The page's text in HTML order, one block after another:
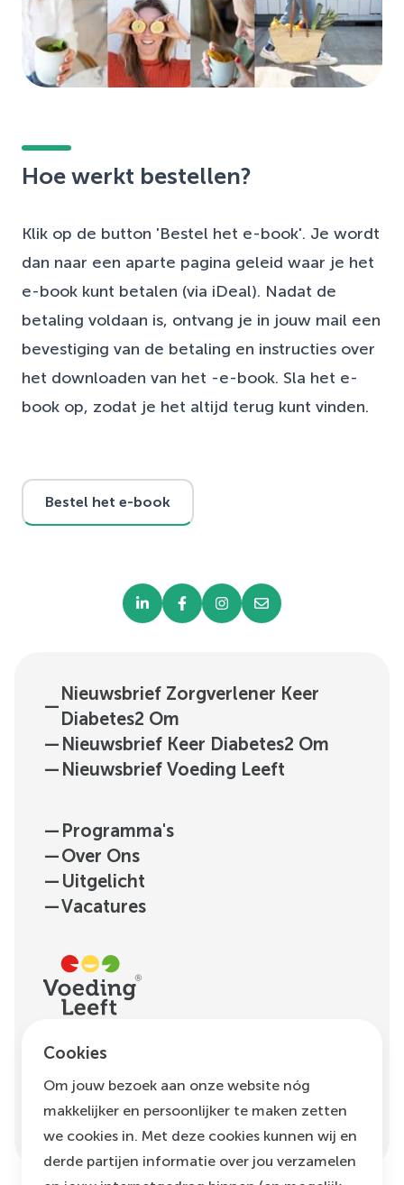
Hoe werkt bestellen?
Klik op de button 'Bestel het e-book'. Je wordt
dan naar een aparte pagina geleid waar je het
e-book kunt betalen (via iDeal). Nadat de
betaling voldaan is, ontvang je in jouw mail een
bevestiging van de betaling en instructies over
het downloaden van het -e-book. Sla het e-
book op, zodat je het altijd terug kunt vinden.
Bestel het e-book
—
Nieuwsbrief Zorgverlener Keer
Diabetes2 Om
— Nieuwsbrief Keer Diabetes2 Om
— Nieuwsbrief Voeding Leeft
— Programma's
—Over Ons
— Uitgelicht
—Vacatures
H.J.E. Wenckebachweg
123, unit D1.01
1096 AM Amsterdam
info@voedingleeft.nl
Cookies
Om jouw bezoek aan onze website nóg
makkelijker en persoonlijker te maken zetten
we cookies in. Met deze cookies kunnen wij en
derde partijen informatie over jou verzamelen